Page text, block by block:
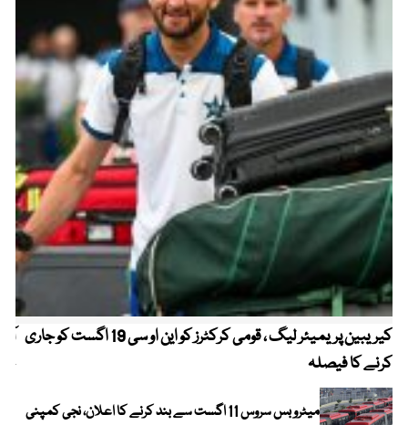
کیریبین پریمیئر لیگ ، قومی کرکٹرز کو این او سی 19 اگست کو جاری
کرنے کا فیصلہ
میٹرو بس سروس 11 اگست سے بند کرنے کا اعلان، نجی کمپنی